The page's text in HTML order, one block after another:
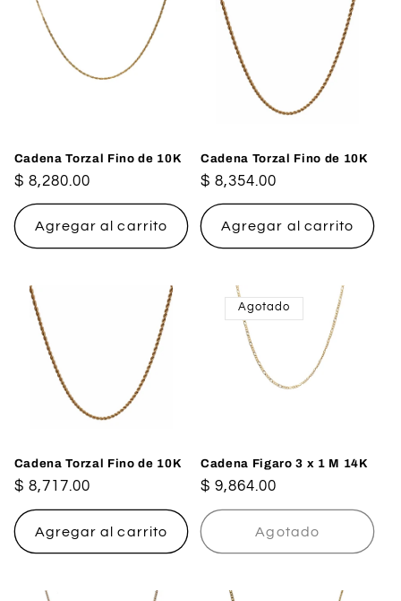
Cadena Torzal Fino de 10K
Precio
habitual
$ 8,280.00
Agregar al carrito
Cadena Torzal Fino de 10K
Precio
habitual
$ 8,354.00
Agregar al carrito
Cadena Torzal Fino de 10K
Precio
habitual
$ 8,717.00
Agregar al carrito
Agotado
Cadena Figaro 3 x 1 M 14K
Precio
habitual
$ 9,864.00
Agotado